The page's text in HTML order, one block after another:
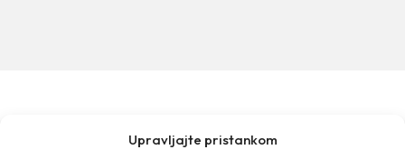
Upravljajte pristankom